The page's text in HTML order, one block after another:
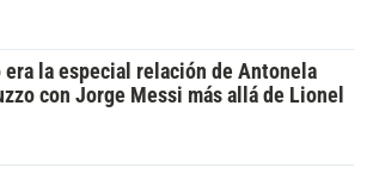
era la especial relación de Antonela
con Jorge Messi más allá de Lionel